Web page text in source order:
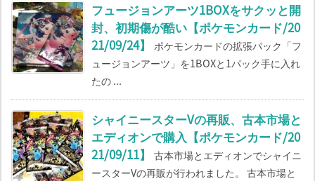
フュージョンアーツ1BOXをサクッと開
封、初期傷が酷い【ポケモンカード/20
21/09/24】
ポケモンカードの拡張パック「フ
ュージョンアーツ」を1BOXと1パック手に入れ
たの ...
シャイニースターVの再販、古本市場と
エディオンで購入【ポケモンカード/20
21/09/11】
古本市場とエディオンでシャイニ
ースターVの再販が行われました。 古本市場と